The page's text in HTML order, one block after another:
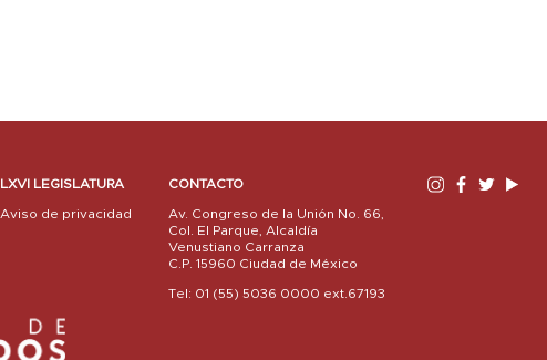
LXVI LEGISLATURA
Aviso de privacidad
CONTACTO
Av. Congreso de la Unión No. 66,
Col. El Parque, Alcaldía
Venustiano Carranza
C.P. 15960 Ciudad de México
Tel: 01 (55) 5036 0000 ext.67193